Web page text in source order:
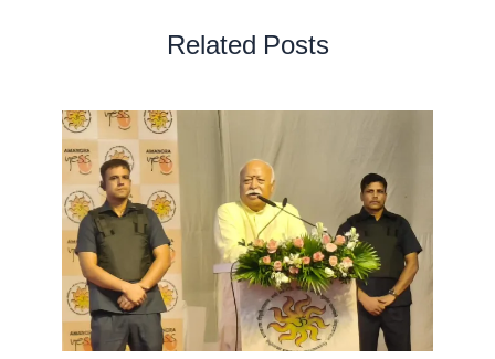
Related Posts